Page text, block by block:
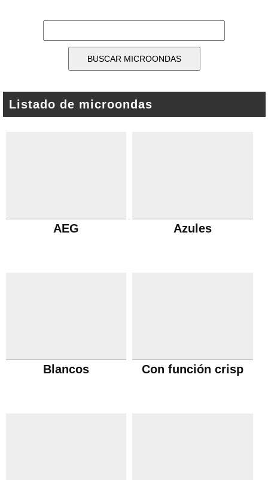
Listado de microondas
AEG Azules
Blancos Con función crisp